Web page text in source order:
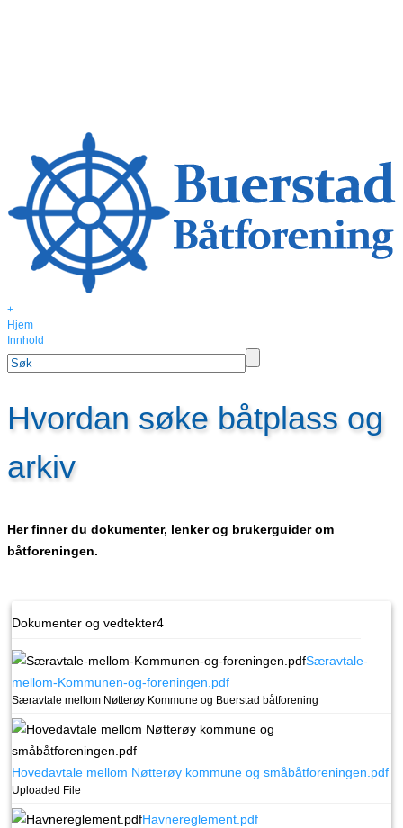
+
Hjem
Innhold
Hvordan søke båtplass og
arkiv
Her finner du dokumenter, lenker og brukerguider om
båtforeningen.
Dokumenter og vedtekter4
Særavtale-
mellom-Kommunen-og-foreningen.pdf
Særavtale mellom Nøtterøy Kommune og Buerstad båtforening
Hovedavtale mellom Nøtterøy kommune og småbåtforeningen.pdf
Uploaded File
Havnereglement.pdf